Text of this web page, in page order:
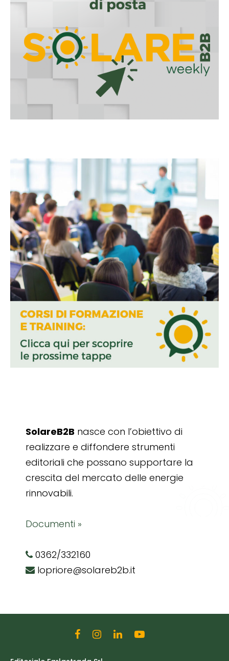
SolareB2B nasce con l’obiettivo di
realizzare e diffondere strumenti
editoriali che possano supportare la
crescita del mercato delle energie
rinnovabili.
Documenti »
0362/332160
lopriore@solareb2b.it